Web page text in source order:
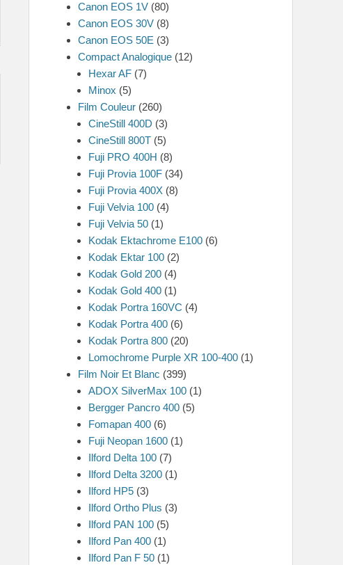
Canon EOS 1V (80)
Canon EOS 30V (8)
Canon EOS 50E (3)
Compact Analogique (12)
Hexar AF (7)
Minox (5)
Film Couleur (260)
CineStill 400D (3)
CineStill 800T (5)
Fuji PRO 400H (8)
Fuji Provia 100F (34)
Fuji Provia 400X (8)
Fuji Velvia 100 (4)
Fuji Velvia 50 (1)
Kodak Ektachrome E100 (6)
Kodak Ektar 100 (2)
Kodak Gold 200 (4)
Kodak Gold 400 (1)
Kodak Portra 160VC (4)
Kodak Portra 400 (6)
Kodak Portra 800 (20)
Lomochrome Purple XR 100-400 (1)
Film Noir Et Blanc (399)
ADOX SilverMax 100 (1)
Bergger Pancro 400 (5)
Fomapan 400 (6)
Fuji Neopan 1600 (1)
Ilford Delta 100 (7)
Ilford Delta 3200 (1)
Ilford HP5 (3)
Ilford Ortho Plus (3)
Ilford PAN 100 (5)
Ilford Pan 400 (1)
Ilford Pan F 50 (1)